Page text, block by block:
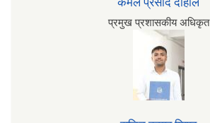
प्रमुख प्रशासकीय अधिकृत